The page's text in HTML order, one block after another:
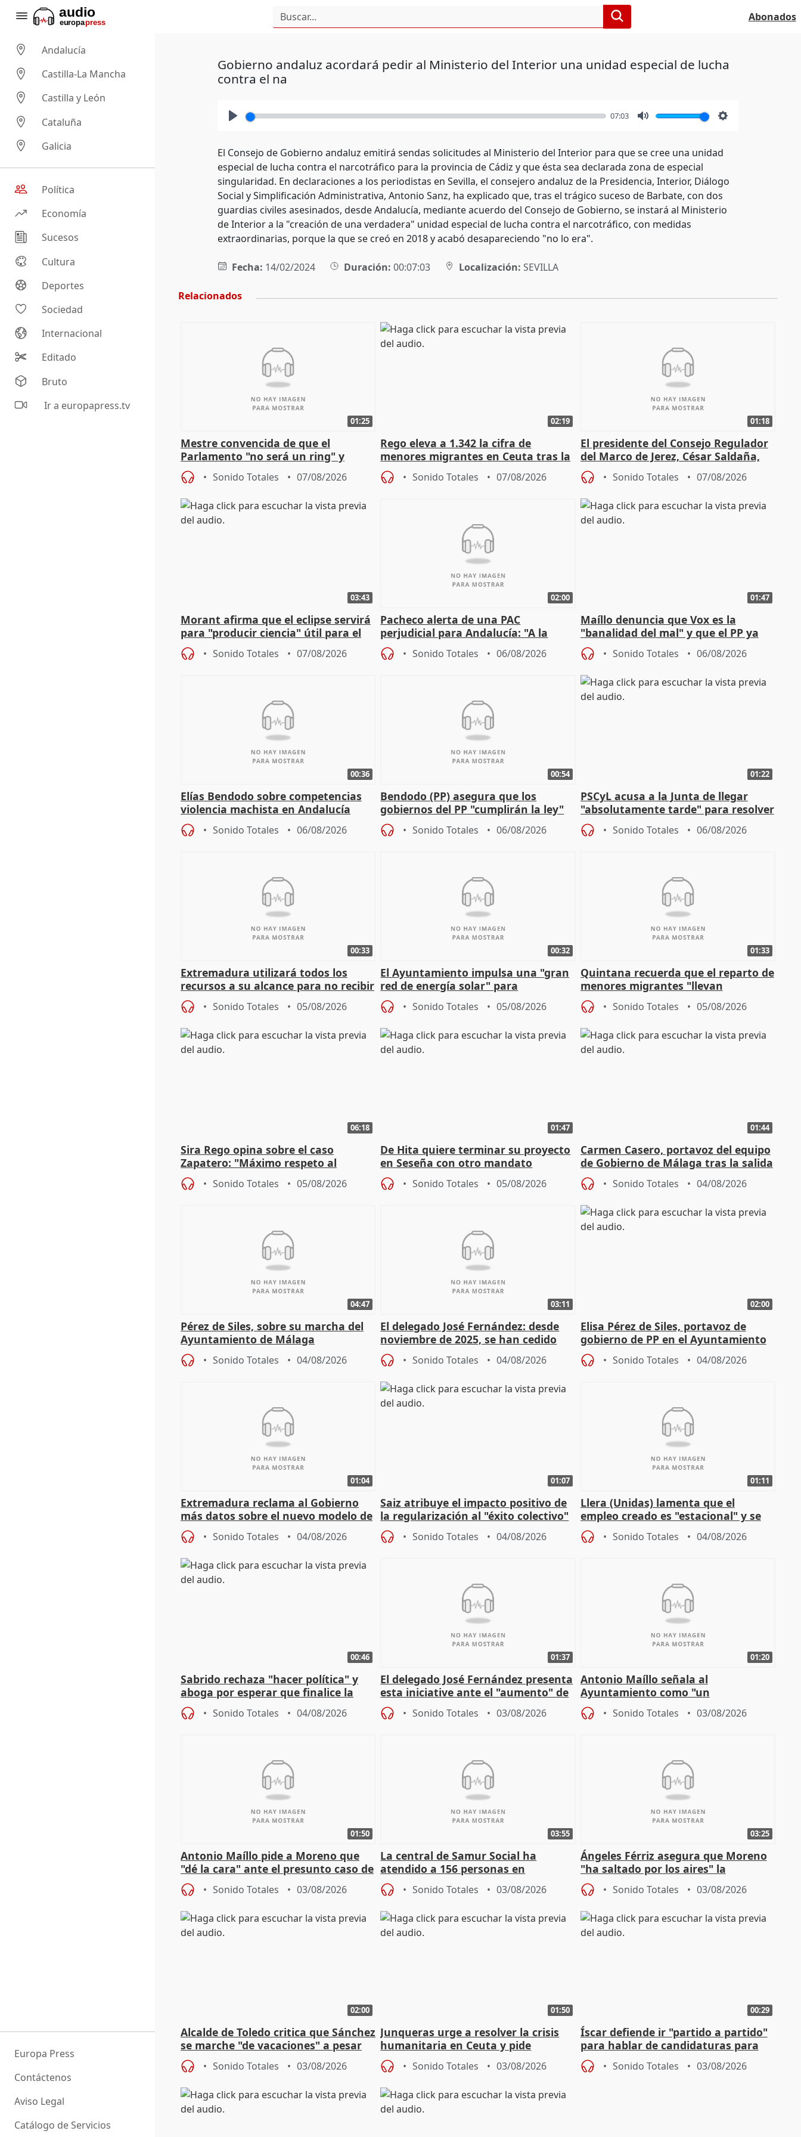
Abonados
Andalucía
Castilla-La Mancha
Castilla y León
Cataluña
Galicia
Política
Economía
Sucesos
Cultura
Deportes
Sociedad
Internacional
Editado
Bruto
Ir a europapress.tv
Europa Press
Contáctenos
Aviso Legal
Catálogo de Servicios
Gobierno andaluz acordará pedir al Ministerio del Interior una unidad especial de lucha
contra el na
07:03
El Consejo de Gobierno andaluz emitirá sendas solicitudes al Ministerio del Interior para que se cree una unidad
especial de lucha contra el narcotráfico para la provincia de Cádiz y que ésta sea declarada zona de especial
singularidad. En declaraciones a los periodistas en Sevilla, el consejero andaluz de la Presidencia, Interior, Diálogo
Social y Simplificación Administrativa, Antonio Sanz, ha explicado que, tras el trágico suceso de Barbate, con dos
guardias civiles asesinados, desde Andalucía, mediante acuerdo del Consejo de Gobierno, se instará al Ministerio
de Interior a la "creación de una verdadera" unidad especial de lucha contra el narcotráfico, con medidas
extraordinarias, porque la que se creó en 2018 y acabó desapareciendo "no lo era".
Fecha: 14/02/2024 Duración: 00:07:03 Localización: SEVILLA
Relacionados
01:25
Mestre convencida de que el
Parlamento "no será un ring" y
defiende "estabilidad" del pacto con
Vox
Sonido Totales 07/08/2026
02:19
Rego eleva a 1.342 la cifra de
menores migrantes en Ceuta tras la
entrada masiva
Sonido Totales 07/08/2026
01:18
El presidente del Consejo Regulador
del Marco de Jerez, César Saldaña,
sobre exportaciones
Sonido Totales 07/08/2026
03:43
Morant afirma que el eclipse servirá
para "producir ciencia" útil para el
resto del mundo
Sonido Totales 07/08/2026
02:00
Pacheco alerta de una PAC
perjudicial para Andalucía: "A la
agricultura hay que protegerla"
Sonido Totales 06/08/2026
01:47
Maíllo denuncia que Vox es la
"banalidad del mal" y que el PP ya
asume todas sus tesis
Sonido Totales 06/08/2026
00:36
Elías Bendodo sobre competencias
violencia machista en Andalucía
Sonido Totales 06/08/2026
00:54
Bendodo (PP) asegura que los
gobiernos del PP "cumplirán la ley"
sobre los menores migrantes
Sonido Totales 06/08/2026
01:22
PSCyL acusa a la Junta de llegar
"absolutamente tarde" para resolver
problemas como Newcastle
Sonido Totales 06/08/2026
00:33
Extremadura utilizará todos los
recursos a su alcance para no recibir
más menores migrantes
Sonido Totales 05/08/2026
00:32
El Ayuntamiento impulsa una "gran
red de energía solar" para
autoconsumo
Sonido Totales 05/08/2026
01:33
Quintana recuerda que el reparto de
menores migrantes "llevan
aportación del Gobierno" central
Sonido Totales 05/08/2026
06:18
Sira Rego opina sobre el caso
Zapatero: "Máximo respeto al
proceso judicial"
Sonido Totales 05/08/2026
01:47
De Hita quiere terminar su proyecto
en Seseña con otro mandato
Sonido Totales 05/08/2026
01:44
Carmen Casero, portavoz del equipo
de Gobierno de Málaga tras la salida
de Pérez de Siles
Sonido Totales 04/08/2026
04:47
Pérez de Siles, sobre su marcha del
Ayuntamiento de Málaga
Sonido Totales 04/08/2026
03:11
El delegado José Fernández: desde
noviembre de 2025, se han cedido
9.810 ayudas por nacimiento
Sonido Totales 04/08/2026
02:00
Elisa Pérez de Siles, portavoz de
gobierno de PP en el Ayuntamiento
de Málaga, deja la política
Sonido Totales 04/08/2026
01:04
Extremadura reclama al Gobierno
más datos sobre el nuevo modelo de
financiación
Sonido Totales 04/08/2026
01:07
Saiz atribuye el impacto positivo de
la regularización al "éxito colectivo"
del Gobierno
Sonido Totales 04/08/2026
01:11
Llera (Unidas) lamenta que el
empleo creado es "estacional" y se
"esfumará" al acabar el verano
Sonido Totales 04/08/2026
00:46
Sabrido rechaza "hacer política" y
aboga por esperar que finalice la
investigación del incendio
Sonido Totales 04/08/2026
01:37
El delegado José Fernández presenta
esta iniciative ante el "aumento" de
personas sin hogar en Madri
Sonido Totales 03/08/2026
01:20
Antonio Maíllo señala al
Ayuntamiento como "un
especulador más" sobre viviendas de
Jiménez Becerril
Sonido Totales 03/08/2026
01:50
Antonio Maíllo pide a Moreno que
"dé la cara" ante el presunto caso de
acoso del CEO de ADM
Sonido Totales 03/08/2026
03:55
La central de Samur Social ha
atendido a 156 personas en
situación de calle durante Campaña
de CalorSonido Totales 03/08/2026
03:25
Ángeles Férriz asegura que Moreno
"ha saltado por los aires" la
negociación tras acuerdo con SMA
Sonido Totales 03/08/2026
02:00
Alcalde de Toledo critica que Sánchez
se marche "de vacaciones" a pesar
de la crisis migratoria
Sonido Totales 03/08/2026
01:50
Junqueras urge a resolver la crisis
humanitaria en Ceuta y pide
responsabilidad a la UE
Sonido Totales 03/08/2026
00:29
Íscar defiende ir "partido a partido"
para hablar de candidaturas para
2027
Sonido Totales 03/08/2026